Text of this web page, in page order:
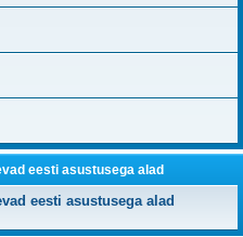
eesti asustusega alad
eesti asustusega alad